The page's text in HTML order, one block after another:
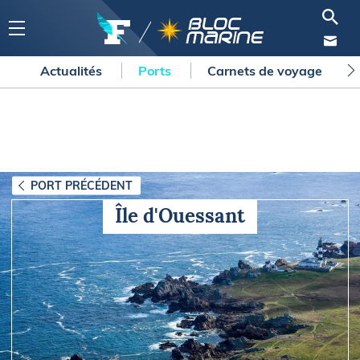
Actualités Ports Carnets de voyage
PORT PRÉCÉDENT
Île d'Ouessant